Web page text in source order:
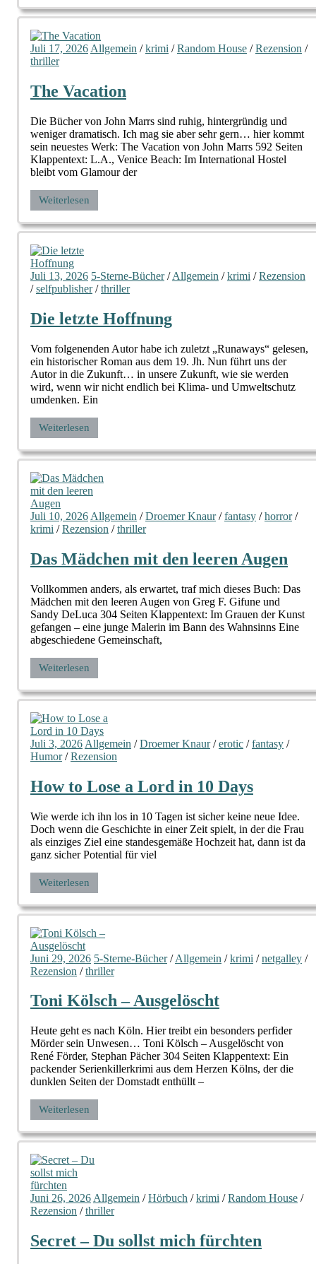
Juli 17, 2026 Allgemein /krimi /Random House /Rezension /
thriller
The Vacation
Die Bücher von John Marrs sind ruhig, hintergründig und
weniger dramatisch. Ich mag sie aber sehr gern… hier kommt
sein neuestes Werk: The Vacation von John Marrs 592 Seiten
Klappentext: L.A., Venice Beach: Im International Hostel
bleibt vom Glamour der
Weiterlesen
Juli 13, 2026 5-Sterne-Bücher/Allgemein /krimi /Rezension
/selfpublisher/thriller
Die letzte Hoffnung
Vom folgenenden Autor habe ich zuletzt „Runaways“ gelesen,
ein historischer Roman aus dem 19. Jh. Nun führt uns der
Autor in die Zukunft… in unsere Zukunft, wie sie werden
wird, wenn wir nicht endlich bei Klima- und Umweltschutz
umdenken. Ein
Weiterlesen
Juli 10, 2026 Allgemein /Droemer Knaur/fantasy /horror/
krimi /Rezension /thriller
Das Mädchen mit den leeren Augen
Vollkommen anders, als erwartet, traf mich dieses Buch: Das
Mädchen mit den leeren Augen von Greg F. Gifune und
Sandy DeLuca 304 Seiten Klappentext: Im Grauen der Kunst
gefangen – eine junge Malerin im Bann des Wahnsinns Eine
abgeschiedene Gemeinschaft,
Weiterlesen
Juli 3, 2026 Allgemein /Droemer Knaur/erotic /fantasy /
Humor/Rezension
How to Lose a Lord in 10 Days
Wie werde ich ihn los in 10 Tagen ist sicher keine neue Idee.
Doch wenn die Geschichte in einer Zeit spielt, in der die Frau
als einziges Ziel eine standesgemäße Hochzeit hat, dann ist da
ganz sicher Potential für viel
Weiterlesen
Juni 29, 2026 5-Sterne-Bücher/Allgemein /krimi /netgalley /
Rezension /thriller
Toni Kölsch – Ausgelöscht
Heute geht es nach Köln. Hier treibt ein besonders perfider
Mörder sein Unwesen… Toni Kölsch – Ausgelöscht von
René Förder, Stephan Pächer 304 Seiten Klappentext: Ein
packender Serienkillerkrimi aus dem Herzen Kölns, der die
dunklen Seiten der Domstadt enthüllt –
Weiterlesen
Juni 26, 2026 Allgemein /Hörbuch /krimi /Random House /
Rezension /thriller
Secret – Du sollst mich fürchten